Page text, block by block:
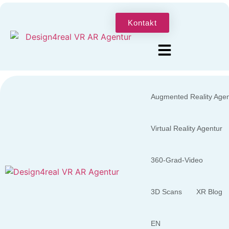
Kontakt
Augmented Reality
Virtual Reality Agentur
360-Grad-Video
3D Scans XR Blog
EN